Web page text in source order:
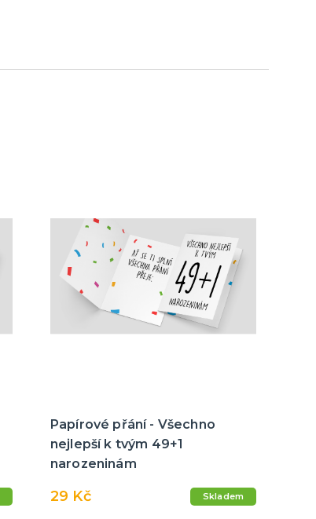
Papírové přání - Všechno
nejlepší k tvým 49+1
narozeninám
29 Kč Skladem